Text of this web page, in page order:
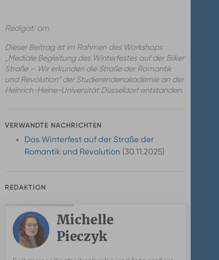
Redigat: am
Dieser Beitrag ist im Rahmen des Workshops
„Mediale Begleitung des Winterfestes auf der Bilker
Straße – Wir erkunden die Straße der Romantik
und Revolution“ der Studierendenakademie an der
Heinrich-Heine-Universität Düsseldorf entstanden.
VERWANDTE NACHRICHTEN
Das Winterfest auf der Straße der
Romantik und Revolution 30.11.2025
REDAKTION
Michelle
Pieczyk